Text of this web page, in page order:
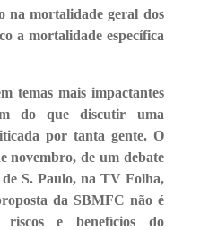
na mortalidade geral dos
a mortalidade específica
temas mais impactantes
do que discutir uma
por tanta gente. O
novembro, de um debate
S. Paulo, na TV Folha,
da SBMFC não é
e benefícios do